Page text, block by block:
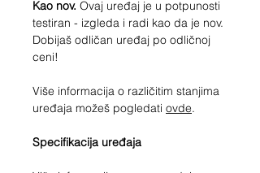
Kao nov. Ovaj uređaj je u potpunosti
testiran - izgleda i radi kao da je nov.
Dobijaš odličan uređaj po odličnoj
ceni!
Više informacija o različitim stanjima
uređaja možeš pogledati ovde.
Specifikacija uređaja